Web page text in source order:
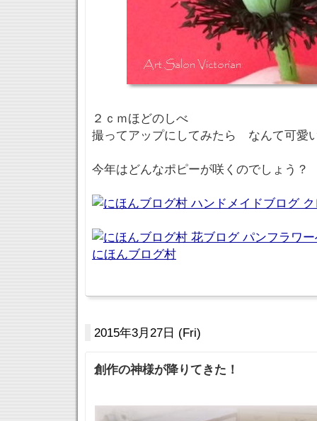
２ｃｍほどのしべ
撮ってアップにしてみたら なんて可愛
今年はどんなポピーが咲くのでしょう？
にほんブログ村
2015年3月27日 (Fri)
創作の神様が降りてきた！